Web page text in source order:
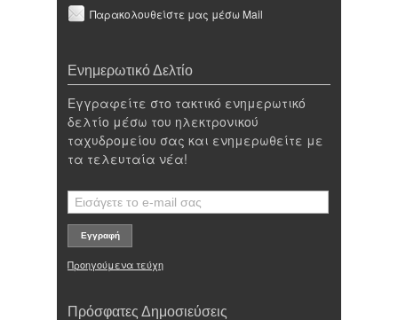
Παρακολουθείστε μας μέσω Mail
Ενημερωτικό Δελτίο
Εγγραφείτε στο τακτικό ενημερωτικό
δελτίο μέσω του ηλεκτρονικού
ταχυδρομείου σας και ενημερωθείτε με
τα τελευταία νέα!
Προηγούμενα τεύχη
Πρόσφατες Δημοσιεύσεις